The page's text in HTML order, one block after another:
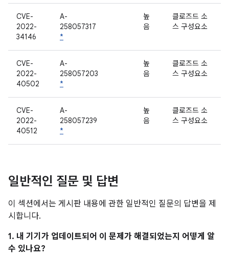
CVE-
2022-
34146
A-
258057317
*
높
음
클로즈드 소
스 구성요소
CVE-
2022-
40502
A-
258057203
*
높
음
클로즈드 소
스 구성요소
CVE-
2022-
40512
A-
258057239
*
높
음
클로즈드 소
스 구성요소
일반적인 질문 및 답변
이 섹션에서는 게시판 내용에 관한 일반적인 질문의 답변을 제
시합니다.
1. 내 기기가 업데이트되어 이 문제가 해결되었는지 어떻게 알
수 있나요?